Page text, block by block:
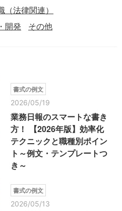
（法律関連）
開発 その他
書式の例文
2026/05/19
業務日報のスマートな書き
方！ 【2026年版】効率化
テクニックと職種別ポイン
ト～例文・テンプレートつ
き～
書式の例文
2026/05/13